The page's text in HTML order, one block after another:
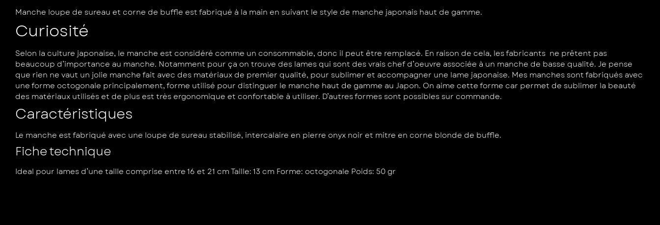
Manche loupe de sureau et corne de buffle est fabriqué à la main en suivant le style de manche japonais haut de gamme.
Curiosité
Selon la culture japonaise, le manche est considéré comme un consommable, donc il peut être remplacé. En raison de cela, les fabricants ne prêtent pas
beaucoup d’importance au manche. Notamment pour ça on trouve des lames qui sont des vrais chef d’oeuvre associée à un manche de basse qualité. Je pense
que rien ne vaut un jolie manche fait avec des matériaux de premier qualité, pour sublimer et accompagner une lame japonaise. Mes manches sont fabriqués avec
une forme octogonale principalement, forme utilisé pour distinguer le manche haut de gamme au Japon. On aime cette forme car permet de sublimer la beauté
des matériaux utilisés et de plus est très ergonomique et confortable à utiliser. D’autres formes sont possibles sur commande.
Caractéristiques
Le manche est fabriqué avec une loupe de sureau stabilisé, intercalaire en pierre onyx noir et mitre en corne blonde de buffle.
Fiche technique
Ideal pour lames d’une taille comprise entre 16 et 21 cm Taille: 13 cm Forme: octogonale Poids: 50 gr